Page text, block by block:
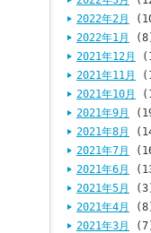
2022年2月
2022年1月
2021年12月
2021年11月
2021年10月
2021年9月
2021年8月
2021年7月
2021年6月
2021年5月
2021年4月
2021年3月